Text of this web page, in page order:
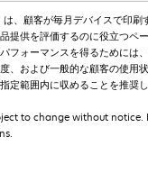
は、顧客が毎月デバイスで印
提供を評価するのに役立つペ
フォーマンスを得るためには
、および一般的な顧客の使用
定範囲内に収めることを推奨し
to change without notice.